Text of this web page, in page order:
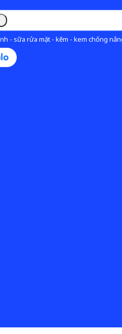
- sữa rửa mặt - kẽm - kem chống